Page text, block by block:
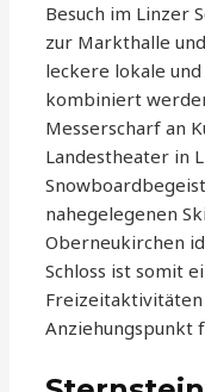
Besuch im Linzer
zur Markthalle
leckere lokale
kombiniert
Messerscharf an
Landestheater in
nahegelegenen
Oberneukirchen
Schloss ist somit
Anziehungspunkt